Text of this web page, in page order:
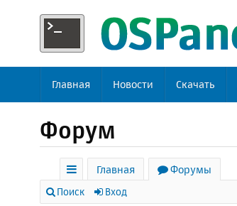
Главная Новости Скачать
Форум
с
Главная
Форумы
Поиск Вход